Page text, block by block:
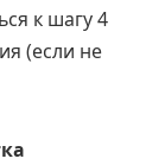
к шагу 4
(если не